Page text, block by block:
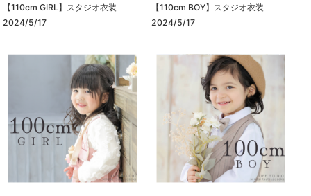
【110cm GIRL】スタジオ衣装
2024/5/17
【110cm BOY】スタジオ衣装
2024/5/17